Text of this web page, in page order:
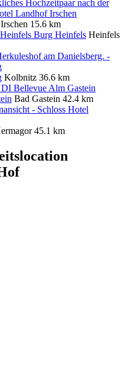
Irschen 15.6 km
Burg Heinfels Heinfels
Kolbnitz 36.6 km
Bad Gastein 42.4 km
45.1 km